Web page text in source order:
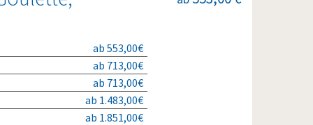
ab 553,00€
ab 713,00€
ab 713,00€
ab 1.483,00€
ab 1.851,00€